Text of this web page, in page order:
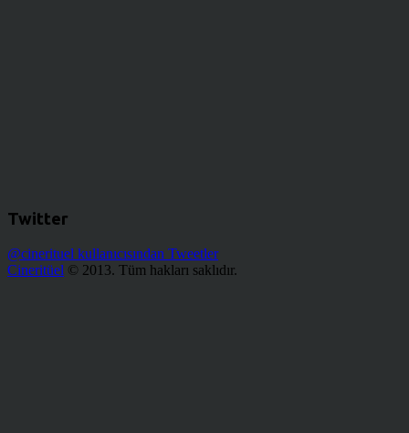
Twitter
@cinerituel kullanıcısından Tweetler
Cineritüel © 2013. Tüm hakları saklıdır.